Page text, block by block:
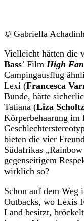
© Gabriella
Vielleicht hätten die
Bass’ Film High
Campingausflug
Lexi (Francesca
Bunde, hätte
Tatiana (Liza Scholtz
Körperbehaarung im
bieten die vier
Südafrikas
gegenseitigem
wirklich so?
Schon auf dem Weg
Outbacks, wo Lexis
Land besitzt,